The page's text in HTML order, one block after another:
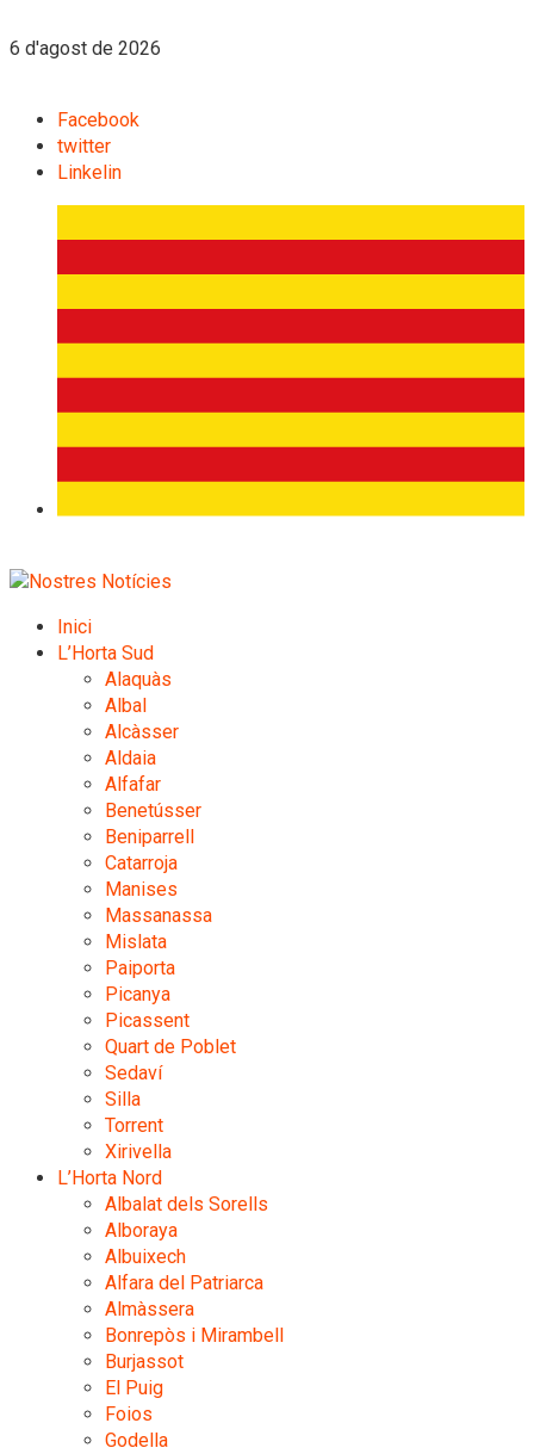
6 d'agost de 2026
Facebook
twitter
Linkelin
Inici
L’Horta Sud
Alaquàs
Albal
Alcàsser
Aldaia
Alfafar
Benetússer
Beniparrell
Catarroja
Manises
Massanassa
Mislata
Paiporta
Picanya
Picassent
Quart de Poblet
Sedaví
Silla
Torrent
Xirivella
L’Horta Nord
Albalat dels Sorells
Alboraya
Albuixech
Alfara del Patriarca
Almàssera
Bonrepòs i Mirambell
Burjassot
El Puig
Foios
Godella